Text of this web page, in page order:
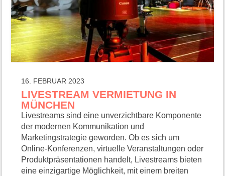
16. FEBRUAR 2023
LIVESTREAM VERMIETUNG IN
MÜNCHEN
Livestreams sind eine unverzichtbare Komponente
der modernen Kommunikation und
Marketingstrategie geworden. Ob es sich um
Online-Konferenzen, virtuelle Veranstaltungen oder
Produktpräsentationen handelt, Livestreams bieten
eine einzigartige Möglichkeit, mit einem breiten